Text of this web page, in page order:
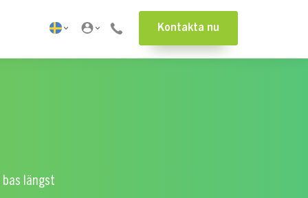
Kontakta nu
längst